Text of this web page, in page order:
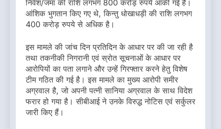
निवेश/जमा की राशि लगभग 800 करोड़ रुपये आंकी गई है।
आंशिक भुगतान किए गए थे, किन्तु धोखाधड़ी की राशि लगभग
400 करोड़ रुपये से अधिक है।
इस मामले की जांच दिन प्रतिदिन के आधार पर की जा रही है
तथा तकनीकी निगरानी एवं स्रोत सूचनाओं के आधार पर
आरोपियों का पता लगाने और उन्हें गिरफ्तार करने हेतु विशेष
टीम गठित की गई है। इस मामले का मुख्य आरोपी समीर
अग्रवाल है, जो अपनी पत्नी सानिया अग्रवाल के साथ विदेश
फरार हो गया है। सीबीआई ने उनके विरुद्ध नोटिस एवं सर्कुलर
जारी किए हैं।